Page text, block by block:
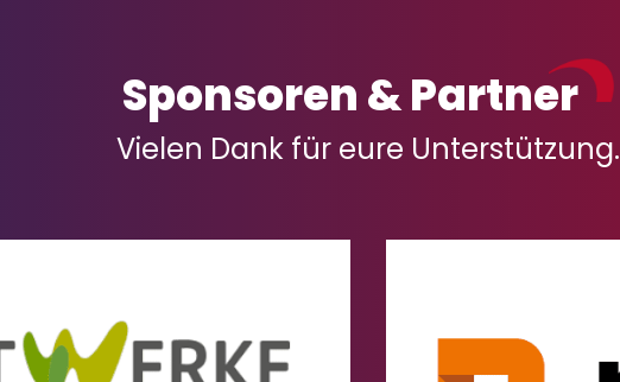
Sponsoren & Partner
Vielen Dank für eure Unterstützung.